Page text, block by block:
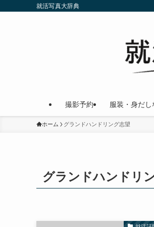
就活写真大辞典
撮影予約 服装・身だし
ホーム グランドハンドリング志望
グランドハンドリ